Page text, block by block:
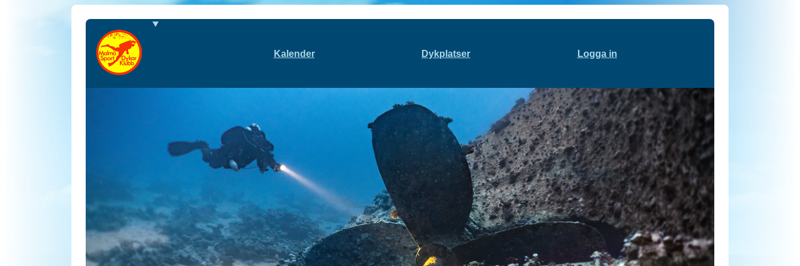
Kalender Dykplatser Logga in